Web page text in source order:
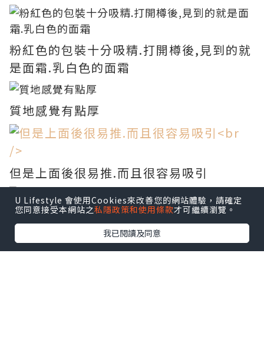
粉紅色的包裝十分吸精.打開樽後,見到的就
是面霜.乳白色的面霜
質地感覺有點厚
但是上面後很易推.而且很容易吸引
使用14 days 後
U Lifestyle 會使用Cookies來改善您的網站體驗，請確定
您同意接受本網站之私隱政策和使用條款才可繼續瀏覽。
我已閱讀及同意